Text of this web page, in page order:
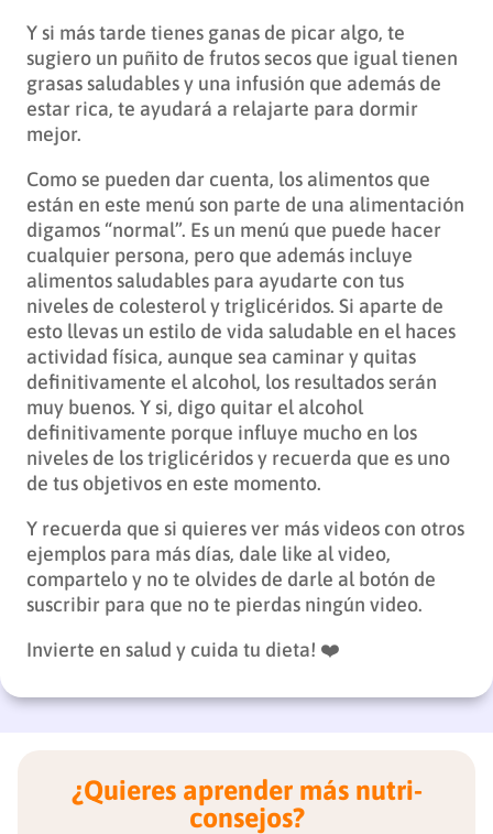
Y si más tarde tienes ganas de picar algo, te
sugiero un puñito de frutos secos que igual tienen
grasas saludables y una infusión que además de
estar rica, te ayudará a relajarte para dormir
mejor.
Como se pueden dar cuenta, los alimentos que
están en este menú son parte de una alimentación
digamos “normal”. Es un menú que puede hacer
cualquier persona, pero que además incluye
alimentos saludables para ayudarte con tus
niveles de colesterol y triglicéridos. Si aparte de
esto llevas un estilo de vida saludable en el haces
actividad física, aunque sea caminar y quitas
definitivamente el alcohol, los resultados serán
muy buenos. Y si, digo quitar el alcohol
definitivamente porque influye mucho en los
niveles de los triglicéridos y recuerda que es uno
de tus objetivos en este momento.
Y recuerda que si quieres ver más videos con otros
ejemplos para más días, dale like al video,
compartelo y no te olvides de darle al botón de
suscribir para que no te pierdas ningún video.
Invierte en salud y cuida tu dieta! ❤️
¿Quieres aprender más nutri-
consejos?